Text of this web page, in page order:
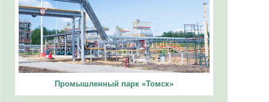
Промышленный парк «Томск»